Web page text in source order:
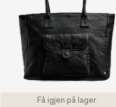
Få igjen på lager